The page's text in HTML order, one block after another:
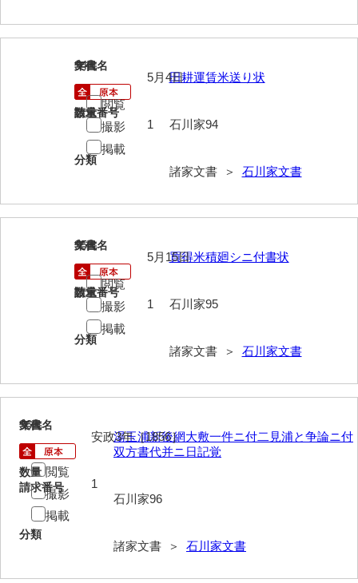
河野家文書（美祢市）
河野英男収集資料
神田一・二宮関係文書
木津屋家文書
木梨家文書
木部家文書
木村家文書（山口市）
清川家文書
94
文書名
田耕運賃米送り状
請求番号
石川家94
分類
諸家文書 ＞ 石川家文書
年代
5月4日
数量
1
閲覧
撮影
掲載
95
文書名
買得米積廻シニ付書状
請求番号
石川家95
分類
諸家文書 ＞ 石川家文書
年代
5月15日
数量
1
閲覧
撮影
掲載
96
文書名
湯玉浦新後網大敷一件ニ付二見浦と争論ニ付
双方書代并ニ日記覚
請求番号
石川家96
分類
諸家文書 ＞ 石川家文書
年代
安政3年［1856］
数量
1
閲覧
撮影
掲載